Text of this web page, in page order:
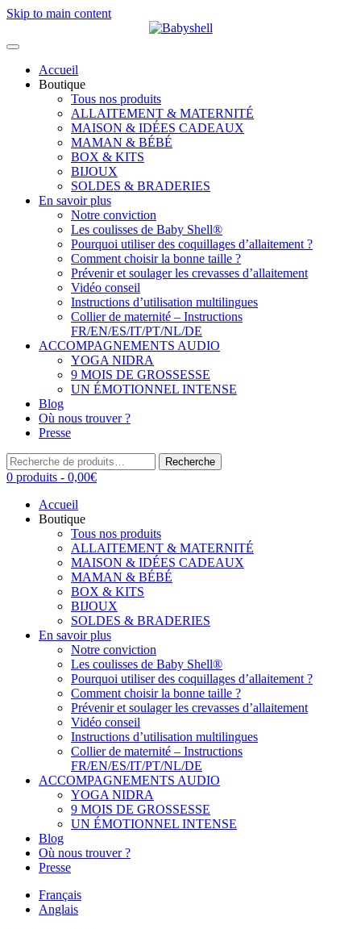
Skip to main content
Accueil
Boutique
Tous nos produits
ALLAITEMENT & MATERNITÉ
MAISON & IDÉES CADEAUX
MAMAN & BÉBÉ
BOX & KITS
BIJOUX
SOLDES & BRADERIES
En savoir plus
Notre conviction
Les coulisses de Baby Shell®
Pourquoi utiliser des coquillages d’allaitement ?
Comment choisir la bonne taille ?
Prévenir et soulager les crevasses d’allaitement
Vidéo conseil
Instructions d’utilisation multilingues
Collier de maternité – Instructions
FR/EN/ES/IT/PT/NL/DE
ACCOMPAGNEMENTS AUDIO
YOGA NIDRA
9 MOIS DE GROSSESSE
UN ÉMOTIONNEL INTENSE
Blog
Où nous trouver ?
Presse
Recherche
pour :
Recherche
0 produits - 0,00€
Accueil
Boutique
Tous nos produits
ALLAITEMENT & MATERNITÉ
MAISON & IDÉES CADEAUX
MAMAN & BÉBÉ
BOX & KITS
BIJOUX
SOLDES & BRADERIES
En savoir plus
Notre conviction
Les coulisses de Baby Shell®
Pourquoi utiliser des coquillages d’allaitement ?
Comment choisir la bonne taille ?
Prévenir et soulager les crevasses d’allaitement
Vidéo conseil
Instructions d’utilisation multilingues
Collier de maternité – Instructions
FR/EN/ES/IT/PT/NL/DE
ACCOMPAGNEMENTS AUDIO
YOGA NIDRA
9 MOIS DE GROSSESSE
UN ÉMOTIONNEL INTENSE
Blog
Où nous trouver ?
Presse
Français
Anglais